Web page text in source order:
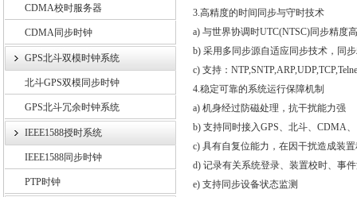
CDMA校时服务器
CDMA同步时钟
GPS北斗双模时钟系统
北斗GPS双模同步时钟
GPS北斗冗余时钟系统
IEEE1588授时系统
IEEE1588同步时钟
PTP时钟
3.高精度的时间同步与守时技术
a) 与世界协调时UTC(NTSC)同步精度
b) 采用多同步源自适应同步技术，同
c) 支持：
4.稳定可靠的系统运行保障机制
a) 机身经过防磁处理，抗干扰能力强
b) 支持同时接入GPS、北斗、 CDMA
c) 具有自复位能力，在因干扰造成装
d) 记录有关系统登录、装置校时、事
e) 支持同步设备状态监测